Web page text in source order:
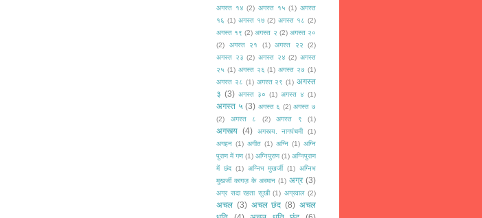
अगस्त १४ (2) अगस्त १५ (1) अगस्त
१६ (1) अगस्त १७ (2) अगस्त १८ (2)
अगस्त १९ (2) अगस्त २ (2) अगस्त २०
(2)
अगस्त २१ (1) अगस्त २२
(2)
अगस्त २३ (2) अगस्त २४ (2) अगस्त
२५ (1) अगस्त २६ (1) अगस्त २७ (1)
अगस्त २८ (1) अगस्त २९ (1) अगस्त
३ (3) अगस्त ३० (1) अगस्त ४ (1)
अगस्त ५ (3) अगस्त ६ (2) अगस्त ७
(2)
अगस्त ८ (2) अगस्त ९ (1)
अगस्त्य (4) अगस्त्य. नागपंचमी
(1)
अगहन (1) अगीत (1) अग्नि (1) अग्नि
पुराण में गण (1) अग्निपुराण (1) अग्निपुराण
में छंद (1) अग्निभ मुखर्जी (1) अग्निभ
मुखर्जी कागज़ के अरमान (1) अग्र (3)
अग्र सदा रहता सुखी (1) अग्रवाल (2)
अचल (3) अचल छंद (8) अचल